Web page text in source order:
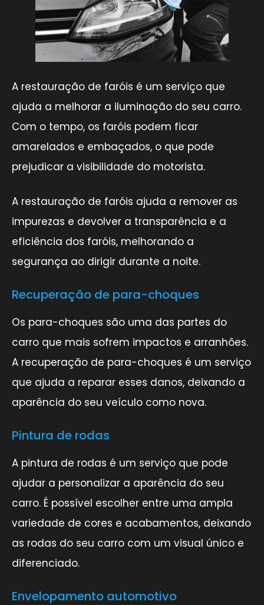
A restauração de faróis é um serviço que
ajuda a melhorar a iluminação do seu carro.
Com o tempo, os faróis podem ficar
amarelados e embaçados, o que pode
prejudicar a visibilidade do motorista.
A restauração de faróis ajuda a remover as
impurezas e devolver a transparência e a
eficiência dos faróis, melhorando a
segurança ao dirigir durante a noite.
Recuperação de para-choques
Os para-choques são uma das partes do
carro que mais sofrem impactos e arranhões.
A recuperação de para-choques é um serviço
que ajuda a reparar esses danos, deixando a
aparência do seu veículo como nova.
Pintura de rodas
A pintura de rodas é um serviço que pode
ajudar a personalizar a aparência do seu
carro. É possível escolher entre uma ampla
variedade de cores e acabamentos, deixando
as rodas do seu carro com um visual único e
diferenciado.
Envelopamento automotivo